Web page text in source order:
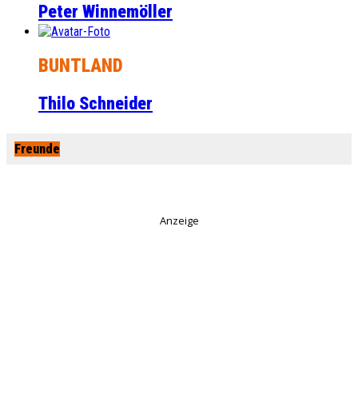
Peter Winnemöller
BUNTLAND
Thilo Schneider
Freunde
Anzeige